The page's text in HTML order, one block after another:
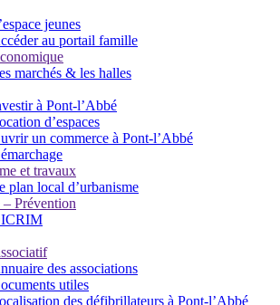
jeunes
au portail famille
marchés & les halles
à Pont-l’Abbé
d’espaces
un commerce à Pont-l’Abbé
et travaux
plan local d’urbanisme
– Prévention
des associations
utiles
des défibrillateurs à Pont-l’Abbé